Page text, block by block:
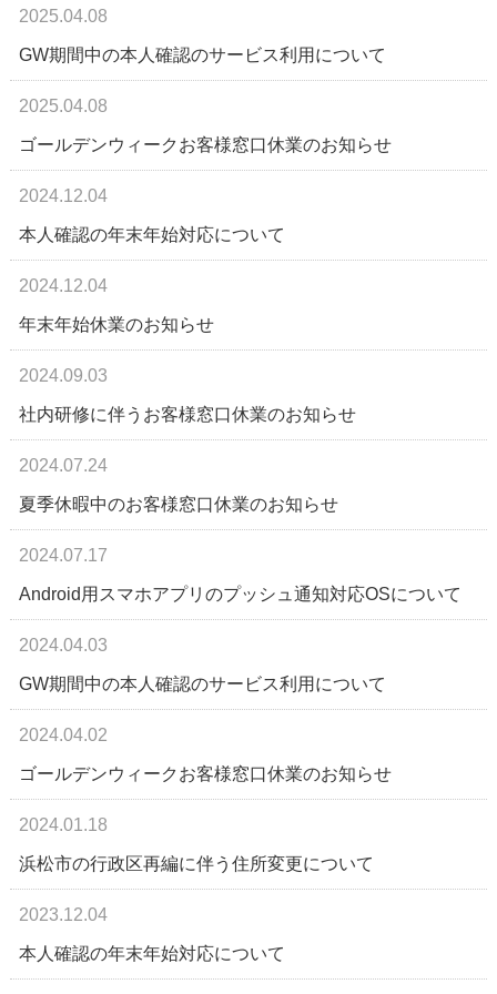
2025.04.08
GW期間中の本人確認のサービス利用について
2025.04.08
ゴールデンウィークお客様窓口休業のお知らせ
2024.12.04
本人確認の年末年始対応について
2024.12.04
年末年始休業のお知らせ
2024.09.03
社内研修に伴うお客様窓口休業のお知らせ
2024.07.24
夏季休暇中のお客様窓口休業のお知らせ
2024.07.17
Android用スマホアプリのプッシュ通知対応OSについて
2024.04.03
GW期間中の本人確認のサービス利用について
2024.04.02
ゴールデンウィークお客様窓口休業のお知らせ
2024.01.18
浜松市の行政区再編に伴う住所変更について
2023.12.04
本人確認の年末年始対応について